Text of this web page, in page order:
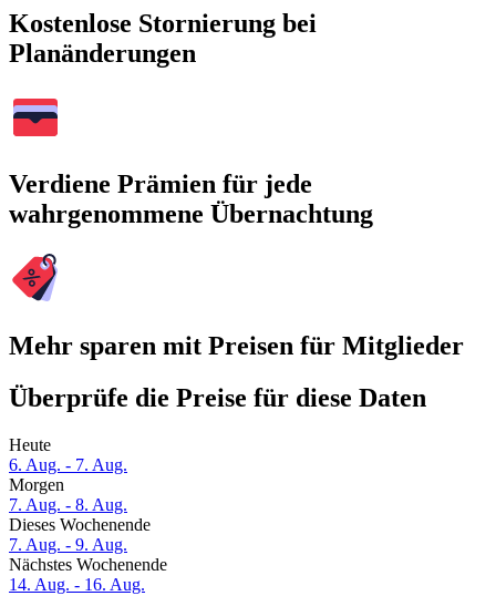
Kostenlose Stornierung bei
Planänderungen
Verdiene Prämien für jede
wahrgenommene Übernachtung
Mehr sparen mit Preisen für Mitglieder
Überprüfe die Preise für diese Daten
Heute
6. Aug. - 7. Aug.
Morgen
7. Aug. - 8. Aug.
Dieses Wochenende
7. Aug. - 9. Aug.
Nächstes Wochenende
14. Aug. - 16. Aug.